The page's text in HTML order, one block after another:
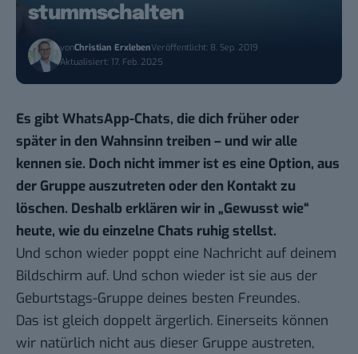
stummschalten
vonChristian ErxlebenVeröffentlicht: 8. Sep. 2019
Aktualisiert: 17. Feb. 2025
Es gibt WhatsApp-Chats, die dich früher oder
später in den Wahnsinn treiben – und wir alle
kennen sie. Doch nicht immer ist es eine Option, aus
der Gruppe auszutreten oder den Kontakt zu
löschen. Deshalb erklären wir in „Gewusst wie“
heute, wie du einzelne Chats ruhig stellst.
Und schon wieder poppt eine Nachricht auf deinem
Bildschirm auf. Und schon wieder ist sie aus der
Geburtstags-Gruppe deines besten Freundes.
Das ist gleich doppelt ärgerlich. Einerseits können
wir natürlich nicht aus dieser Gruppe austreten,